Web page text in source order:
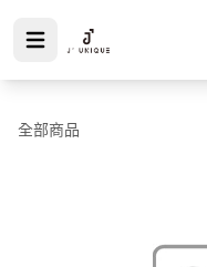
全部商品